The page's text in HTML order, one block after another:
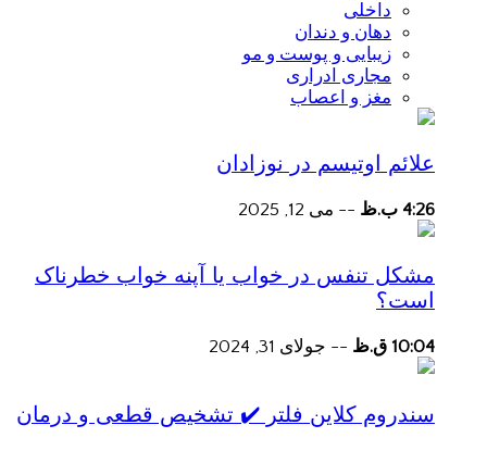
داخلی
دهان و دندان
زیبایی و پوست و مو
مجاری ادراری
مغز و اعصاب
علائم اوتیسم در نوزادان
4:26 ب.ظ -- می 12, 2025
مشکل تنفس در خواب یا آپنه خواب خطرناک
است؟
10:04 ق.ظ -- جولای 31, 2024
سندروم کلاین فلتر ✔️ تشخیص قطعی و درمان